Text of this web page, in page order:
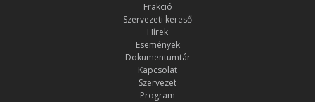
Frakció
Szervezeti kereső
Hírek
Események
Dokumentumtár
Kapcsolat
Szervezet
Program